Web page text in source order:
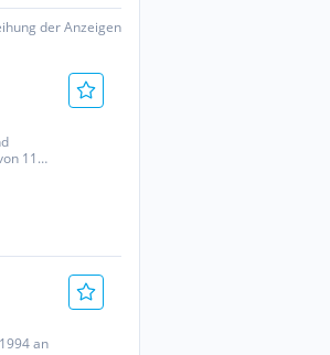
der Anzeigen
119
an